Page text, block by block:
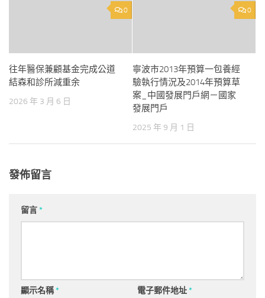
0
往年醫保兼顧基金完成公道
結森和診所減重余
2026 年 3 月 6 日
0
寧波市2013年預算一包養經
驗執行情況及2014年預算草
案_中國發展門戶網－國家
發展門戶
2025 年 9 月 1 日
發佈留言
留言*
顯示名稱* 電子郵件地址*